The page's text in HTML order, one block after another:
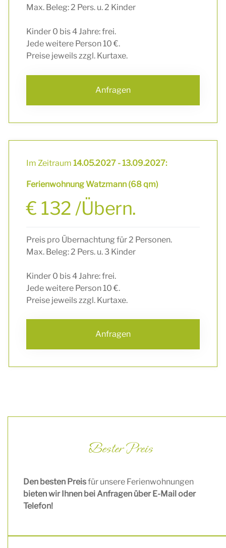
Max. Beleg: 2 Pers. u. 2 Kinder
Kinder 0 bis 4 Jahre: frei.
Jede weitere Person 10 €.
Preise jeweils zzgl. Kurtaxe.
Anfragen
Im Zeitraum14.05.2027 - 13.09.2027:
Ferienwohnung Watzmann (68 qm)
€ 132 /Übern.
Preis pro Übernachtung für 2 Personen.
Max. Beleg: 2 Pers. u. 3 Kinder
Kinder 0 bis 4 Jahre: frei.
Jede weitere Person 10 €.
Preise jeweils zzgl. Kurtaxe.
Anfragen
Bester Preis
Den besten Preisfür unsere Ferienwohnungen
bieten wir Ihnen bei Anfragen über E-Mail oder
Telefon!